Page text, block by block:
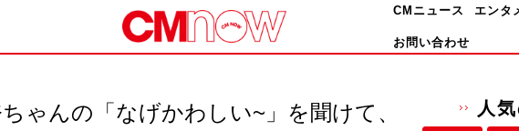
CMニュース エンタ
お問い合わせ
ゃんの「なげかわしい~」を聞けて、 人